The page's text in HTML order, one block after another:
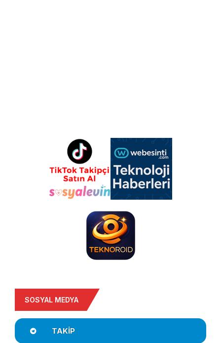
SOSYAL MEDYA
TAKIP